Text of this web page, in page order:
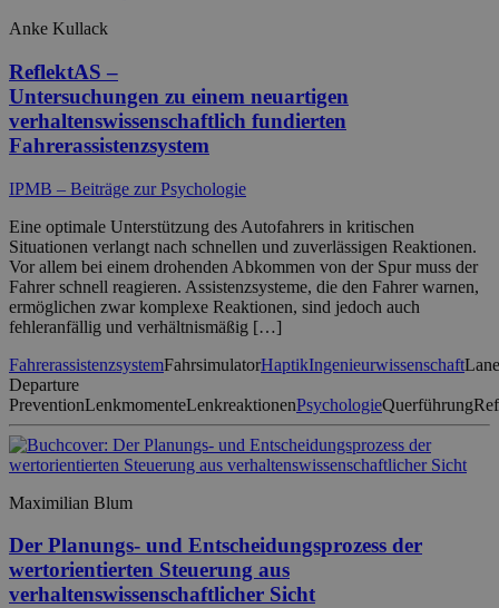
Anke Kullack
ReflektAS –
Untersuchungen zu einem neuartigen
verhaltenswissenschaftlich fundierten
Fahrerassistenzsystem
IPMB – Beiträge zur Psychologie
Eine optimale Unterstützung des Autofahrers in kritischen
Situationen verlangt nach schnellen und zuverlässigen Reaktionen.
Vor allem bei einem drohenden Abkommen von der Spur muss der
Fahrer schnell reagieren. Assistenzsysteme, die den Fahrer warnen,
ermöglichen zwar komplexe Reaktionen, sind jedoch auch
fehleranfällig und verhältnismäßig […]
FahrerassistenzsystemFahrsimulatorHaptikIngenieurwissenschaftLane
Departure
PreventionLenkmomenteLenkreaktionenPsychologieQuerführung
Maximilian Blum
Der Planungs- und Entscheidungsprozess der
wertorientierten Steuerung aus
verhaltenswissenschaftlicher Sicht